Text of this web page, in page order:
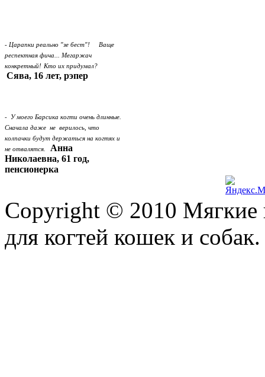
- Царапки реально "зе бест"! Ваще
респектная фича... Мегаржач
конкретный! Кто их придумал?
Сява, 16 лет, рэпер
- У моего Барсика когти очень длинные.
Сначала даже не верилось, что
колпачки будут держаться на когтях и
не отвалятся.
Анна
Николаевна, 61 год,
пенсионерка
Copyright © 2010 Мягкие
для когтей кошек и